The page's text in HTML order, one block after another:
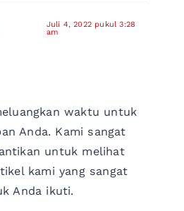
Juli 4, 2022 pukul 3:28
am
waktu untuk
Anda. Kami sangat
untuk melihat
kami yang sangat
Anda ikuti.